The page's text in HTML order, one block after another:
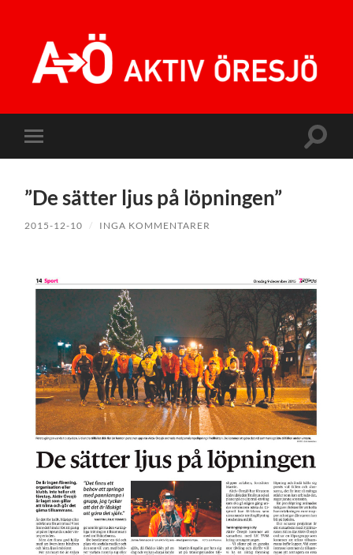
Slå
på/av
Slå
”De sätter ljus på löpningen”
2015-12-10 / INGA KOMMENTARER